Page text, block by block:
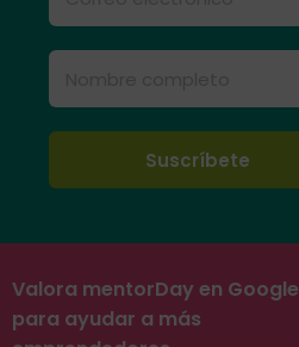
Valora mentorDay en Google
para ayudar a más